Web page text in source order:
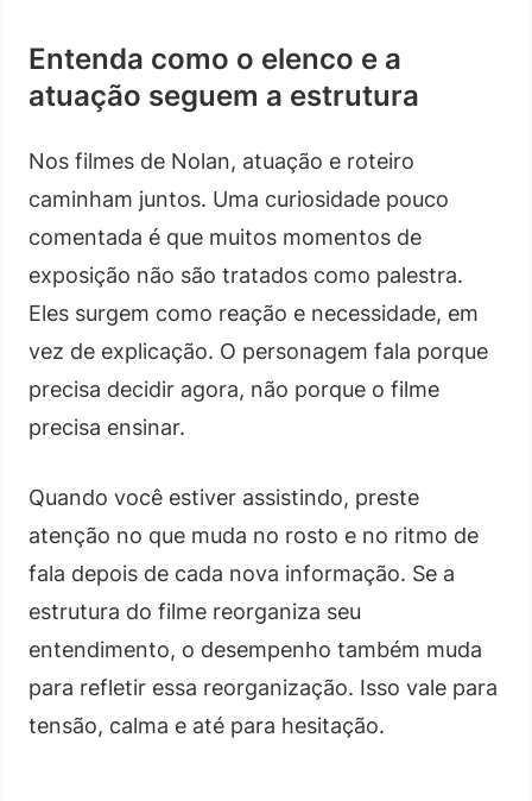
Entenda como o elenco e a
atuação seguem a estrutura
Nos filmes de Nolan, atuação e roteiro
caminham juntos. Uma curiosidade pouco
comentada é que muitos momentos de
exposição não são tratados como palestra.
Eles surgem como reação e necessidade, em
vez de explicação. O personagem fala porque
precisa decidir agora, não porque o filme
precisa ensinar.
Quando você estiver assistindo, preste
atenção no que muda no rosto e no ritmo de
fala depois de cada nova informação. Se a
estrutura do filme reorganiza seu
entendimento, o desempenho também muda
para refletir essa reorganização. Isso vale para
tensão, calma e até para hesitação.